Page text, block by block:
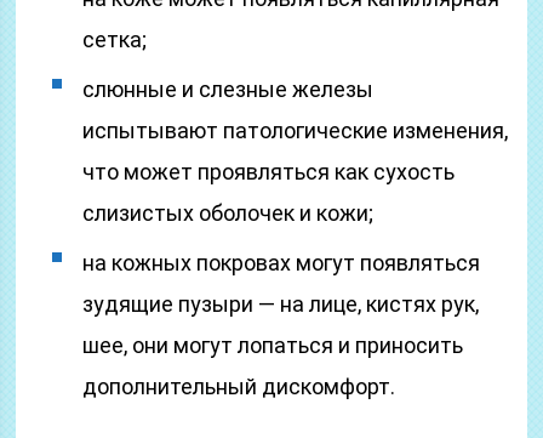
сетка;
слюнные и слезные железы
испытывают патологические изменения,
что может проявляться как сухость
слизистых оболочек и кожи;
на кожных покровах могут появляться
зудящие пузыри — на лице, кистях рук,
шее, они могут лопаться и приносить
дополнительный дискомфорт.